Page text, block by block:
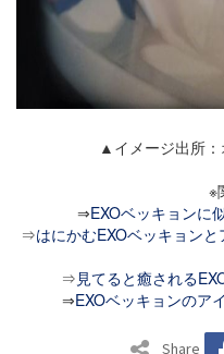
▲イメージ出所：
※
⇒EXOベッキョンに
⇒はにかむEXOベッキョン
⇒ 見てると癒される
⇒EXOベッキョンのア
Share